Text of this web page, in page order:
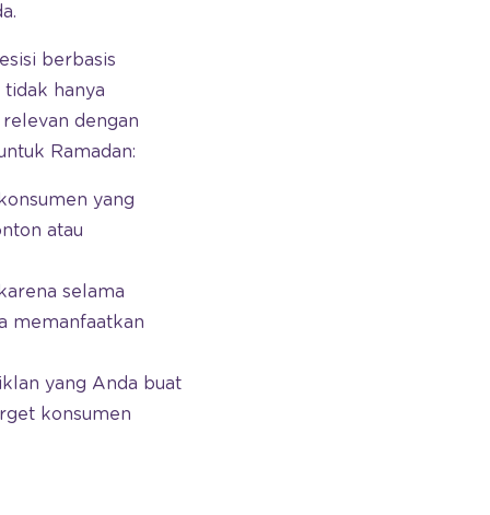
berbasis
hanya
dengan
Ramadan:
yang
atau
selama
memanfaatkan
yang Anda buat
konsumen